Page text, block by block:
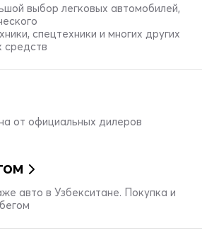
выбор легковых автомобилей,
спецтехники и многих других
средств
от официальных дилеров
авто в Узбекситане. Покупка и